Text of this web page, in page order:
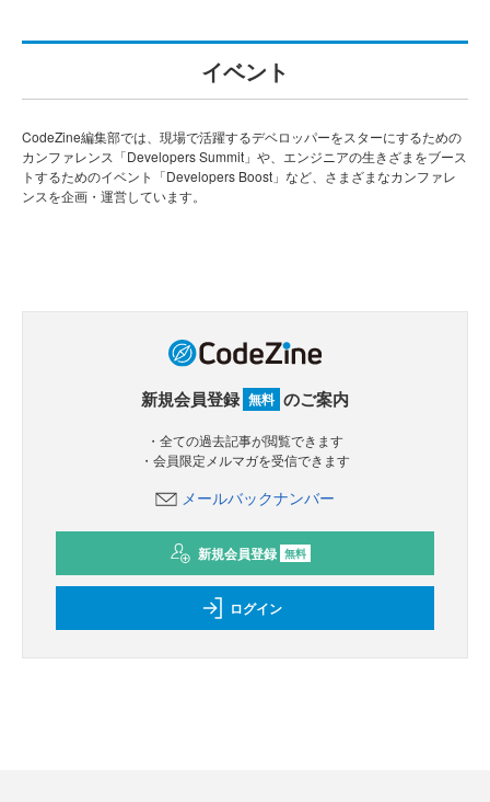
イベント
CodeZine編集部では、現場で活躍するデベロッパーをスターにするための
カンファレンス「Developers Summit」や、エンジニアの生きざまをブース
トするためのイベント「Developers Boost」など、さまざまなカンファレ
ンスを企画・運営しています。
新規会員登録 無料 のご案内
・全ての過去記事が閲覧できます
・会員限定メルマガを受信できます
メールバックナンバー
新規会員登録 無料
ログイン